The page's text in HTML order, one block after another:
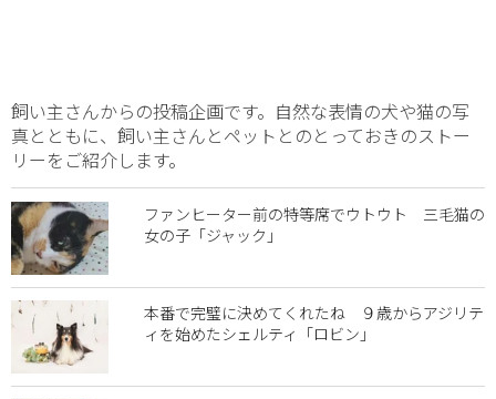
飼い主さんからの投稿企画です。自然な表情の犬や猫の写
真とともに、飼い主さんとペットとのとっておきのストー
リーをご紹介します。
ファンヒーター前の特等席でウトウト 三毛猫の
女の子「ジャック」
本番で完璧に決めてくれたね ９歳からアジリテ
ィを始めたシェルティ「ロビン」